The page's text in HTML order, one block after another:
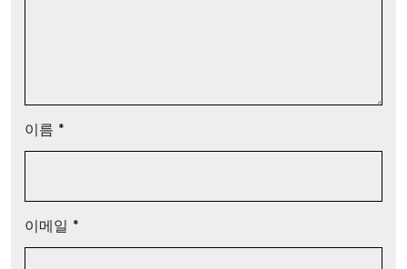
이름 *
이메일 *